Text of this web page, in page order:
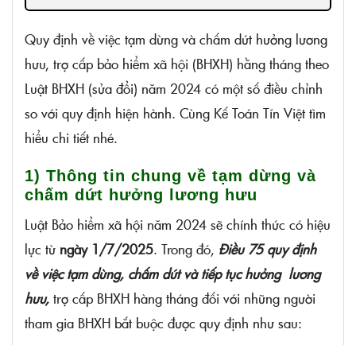
- Lương hưu, trợ cấp BHXH hàng tháng của
đối tượng quy định tại điểm b, khoản 2 Điều
này được tiếp tục chi trả từ thời điểm cơ
quan BHXH nhận văn bản đề nghị hưởng lại
bao gồm tiền lương hưu, trợ cấp của thời
gian chưa nhận do từ chối nhận.
- Khi người hưởng lương hưu hoặc trợ cấp
BHXH hàng tháng qua đời, thân nhân của
người đó sẽ được nhận lương hưu, trợ cấp
của những tháng chưa nhận.
- Trường hợp người bị tạm dừng hưởng
Quy định về việc tạm dừng và chấm dứt hưởng lương
hưu, trợ cấp bảo hiểm xã hội (BHXH) hằng tháng theo
Luật BHXH (sửa đổi) năm 2024 có một số điều chỉnh
so với quy định hiện hành. Cùng Kế Toán Tín Việt tìm
hiểu chi tiết nhé.
1) Thông tin chung về tạm dừng và
chấm dứt hưởng lương hưu
Luật Bảo hiểm xã hội năm 2024 sẽ chính thức có hiệu
lực từ ngày 1/7/2025. Trong đó, Điều 75 quy định
về việc tạm dừng, chấm dứt và tiếp tục hưởng lương
hưu, trợ cấp BHXH hàng tháng đối với những người
tham gia BHXH bắt buộc được quy định như sau: